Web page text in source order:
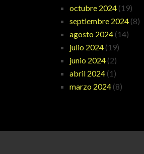
octubre 2024(19)
septiembre 2024(8)
agosto 2024(14)
julio 2024(19)
junio 2024(2)
abril 2024(1)
marzo 2024(8)